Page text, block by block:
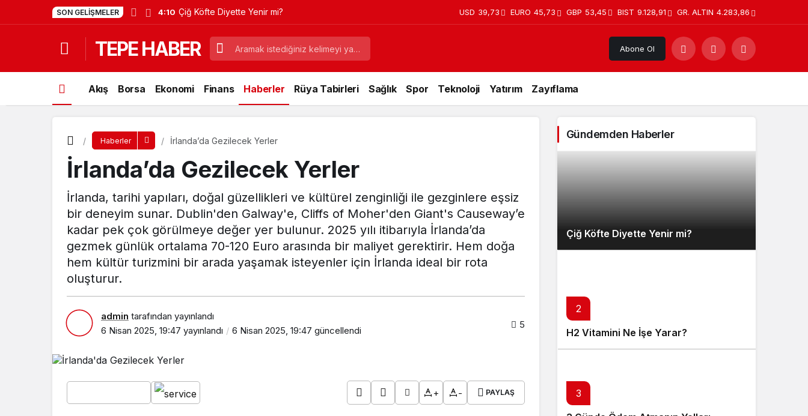
SON GELIŞMELER 4:10 Çiğ Köfte Diyette Yenir mi? USD 39,73 EURO 45,73 GBP 53,45 BIST 9.128,91 GR. ALTIN 4.283,86
TEPE HABER Abone Ol
Akış Borsa Ekonomi Finans Haberler Rüya Tabirleri Sağlık Spor Teknoloji Yatırım Zayıflama
Haberler İrlanda’da Gezilecek Yerler
İrlanda’da Gezilecek Yerler
İrlanda, tarihi yapıları, doğal güzellikleri ve kültürel zenginliği ile gezginlere eşsiz
bir deneyim sunar. Dublin'den Galway'e, Cliffs of Moher'den Giant's Causeway’e
kadar pek çok görülmeye değer yer bulunur. 2025 yılı itibarıyla İrlanda’da
gezmek günlük ortalama 70-120 Euro arasında bir maliyet gerektirir. Hem doğa
hem kültür turizmini bir arada yaşamak isteyenler için İrlanda ideal bir rota
oluşturur.
admin tarafından yayınlandı
6 Nisan 2025, 19:47 yayınlandı 6 Nisan 2025, 19:47 güncellendi 5
+ - PAYLAŞ
Gündemden Haberler
Çiğ Köfte Diyette Yenir mi?
2
H2 Vitamini Ne İşe Yarar?
3